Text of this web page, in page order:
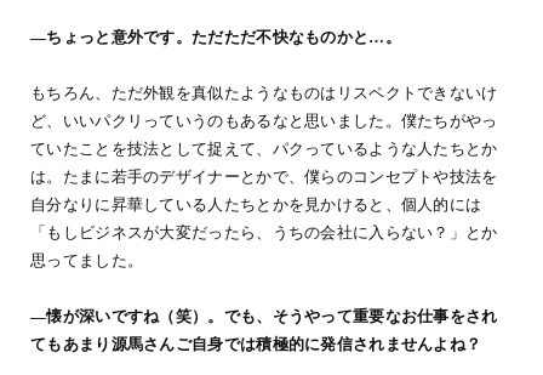
―ちょっと意外です。ただただ不快なものかと…。
もちろん、ただ外観を真似たようなものはリスペクトできないけ
ど、いいパクリっていうのもあるなと思いました。僕たちがやっ
ていたことを技法として捉えて、パクっているような人たちとか
は。たまに若手のデザイナーとかで、僕らのコンセプトや技法を
自分なりに昇華している人たちとかを見かけると、個人的には
「もしビジネスが大変だったら、うちの会社に入らない？」とか
思ってました。
―懐が深いですね（笑）。でも、そうやって重要なお仕事をされ
てもあまり源馬さんご自身では積極的に発信されませんよね？